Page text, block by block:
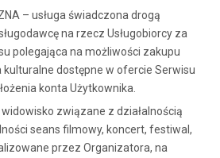
– usługa świadczona drogą
na rzecz Usługobiorcy za
polegająca na możliwości zakupu
dostępne w ofercie Serwisu
konta Użytkownika.
widowisko związane z działalnością
seans filmowy, koncert, festiwal,
przez Organizatora, na